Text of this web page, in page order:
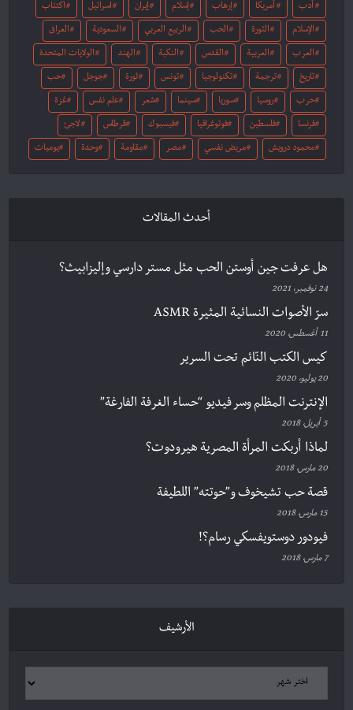
أدب أمريكا إرهاب إسلام إيران اسرائيل اكتئاب
الإسلام الثورة الحب الربيع العربي السعودية العراق
العرب العربية القدس النكبة الهند الولايات المتحدة
تاريخ ترجمة تكنولوجيا تونس ثورة جوجل حب
حرب روسيا سوريا سينما شعر علم نفس غزة
فرنسا فلسطين فوتوغرافيا فيسبوك قرطاس لاجئ
محمود درويش مريض نفسي مصر مقاومة وحدة يوميات
أحدث المقالات
هل عرفت جين أوستن الحب مثل مستر دارسي وإليزابيث؟
24 نوفمبر، 2021
سرّ الأصوات النسائية المثيرة ASMR
11 أغسطس، 2020
كيس الكتب النّائم تحت السرير
20 يوليو، 2020
الإنترنت المظلم وسر فيديو “حساء الغرفة الفارغة”
5 أبريل، 2018
لماذا أربكت المرأة المصرية هيرودوت؟
20 مارس، 2018
قصة حب تشيخوف و”حوتته” اللطيفة
15 مارس، 2018
فيودور دوستويفسكي رسام؟!
7 مارس، 2018
الأرشيف